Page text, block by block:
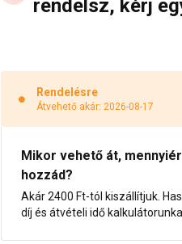
rendelsz, kérj
Rendelésre
Átvehető akár: 2026-08-17
Mikor vehető át,
hozzád?
Akár 2400 Ft-tól kiszállítjuk.
díj és átvételi idő